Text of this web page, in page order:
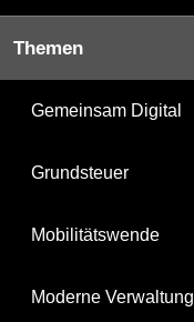
Themen
Gemeinsam Digital
Grundsteuer
Mobilitätswende
Moderne Verwaltung